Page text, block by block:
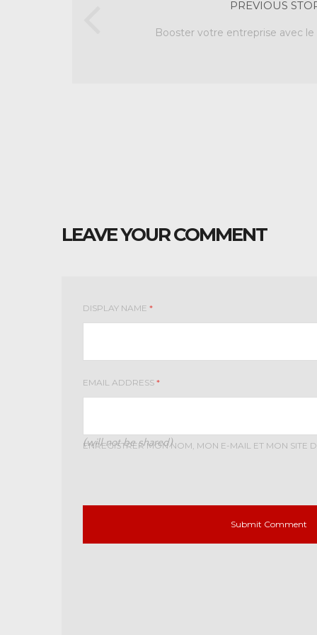
PREVIOUS
Booster votre entreprise avec le
LEAVE YOUR COMMENT
DISPLAY NAME *
EMAIL ADDRESS *
(will not be shared)
ENREGISTRER MON NOM, MON E-MAIL ET MON SITE